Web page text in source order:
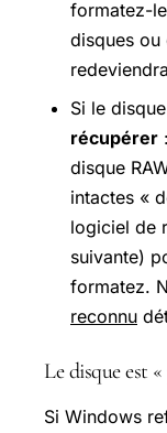
formatez-
disques ou
Si le disque
récupérer
disque
intactes «
logiciel de
suivante)
formatez.
reconnu
Le disque est
Si Windows